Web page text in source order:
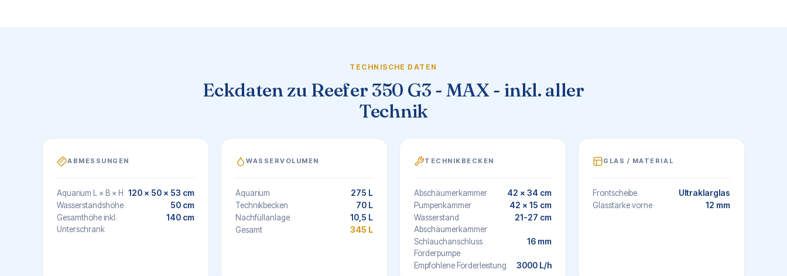
TECHNISCHE DATEN
Eckdaten zu Reefer 350 G3 - MAX - inkl. aller
Technik
ABMESSUNGEN
Aquarium L × B × H 120 × 50 × 53 cm
Wasserstandshöhe 50 cm
Gesamthöhe inkl.
Unterschrank
140 cm
WASSERVOLUMEN
Aquarium 275 L
Technikbecken 70 L
Nachfüllanlage 10,5 L
Gesamt 345 L
TECHNIKBECKEN
Abschäumerkammer 42 x 34 cm
Pumpenkammer 42 x 15 cm
Wasserstand
Abschäumerkammer
21-27 cm
Schlauchanschluss
Förderpumpe
16 mm
Empfohlene Förderleistung 3000 L/h
GLAS / MATERIAL
Frontscheibe Ultraklarglas
Glasstärke vorne 12 mm